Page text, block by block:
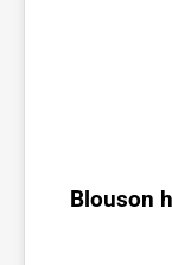
Blouson